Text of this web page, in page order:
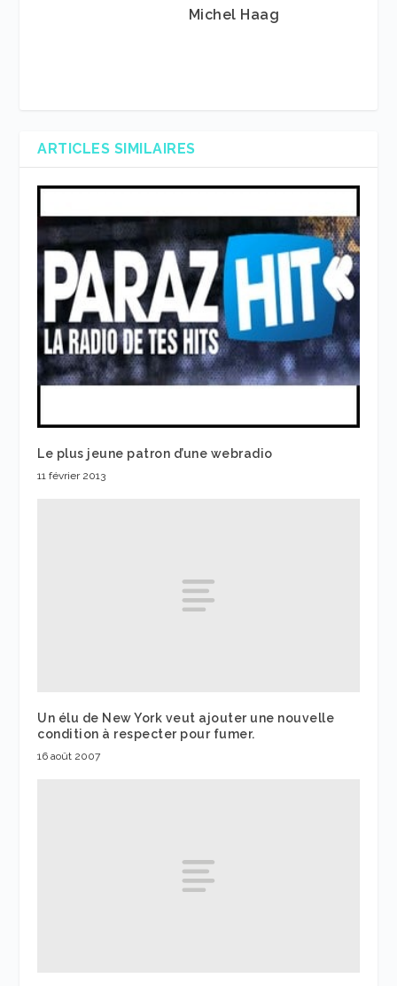
Michel Haag
ARTICLES SIMILAIRES
Le plus jeune patron d’une webradio
11 février 2013
Un élu de New York veut ajouter une nouvelle
condition à respecter pour fumer.
16 août 2007